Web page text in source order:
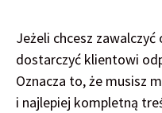
Jeżeli chcesz
dostarczyć klientowi
Oznacza to, że musisz
i najlepiej kompletną